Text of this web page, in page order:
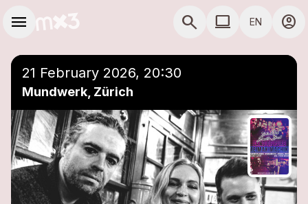
menu search COMPUTER USE
computer EN account_circle
21 February 2026, 20:30
Mundwerk, Zürich
Add to a playlist close